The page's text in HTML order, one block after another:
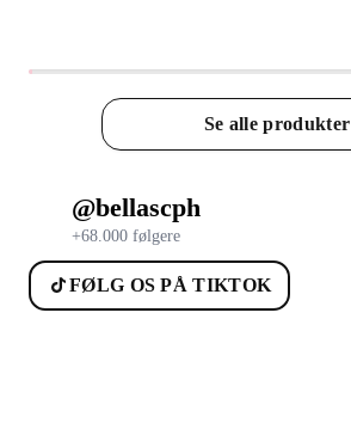
Se alle produkter
@bellascph
+68.000 følgere
FØLG OS PÅ TIKTOK